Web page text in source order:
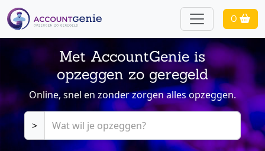
0
Met AccountGenie is
opzeggen zo geregeld
Online, snel en zonder zorgen alles opzeggen.
>